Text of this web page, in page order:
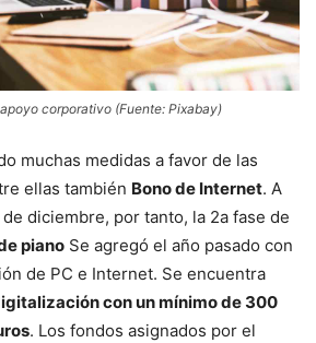
corporativo (Fuente: Pixabay)
muchas medidas a favor de las
ellas también Bono de Internet. A
diciembre, por tanto, la 2a fase de
piano Se agregó el año pasado con
de PC e Internet. Se encuentra
con un mínimo de 300
. Los fondos asignados por el